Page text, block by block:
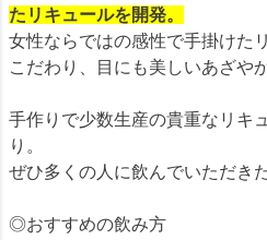
たリキュールを開発。
女性ならではの感性で手掛けた
こだわり、目にも美しいあざや
手作りで少数生産の貴重なリキ
り。
ぜひ多くの人に飲んでいただき
◎おすすめの飲み方